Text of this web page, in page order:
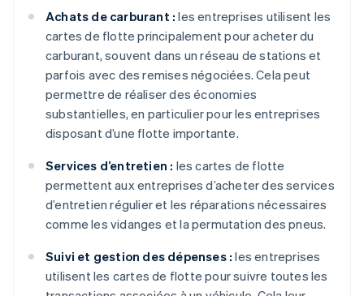
Achats de carburant : les entreprises utilisent les
cartes de flotte principalement pour acheter du
carburant, souvent dans un réseau de stations et
parfois avec des remises négociées. Cela peut
permettre de réaliser des économies
substantielles, en particulier pour les entreprises
disposant d’une flotte importante.
Services d’entretien : les cartes de flotte
permettent aux entreprises d’acheter des services
d’entretien régulier et les réparations nécessaires
comme les vidanges et la permutation des pneus.
Suivi et gestion des dépenses : les entreprises
utilisent les cartes de flotte pour suivre toutes les